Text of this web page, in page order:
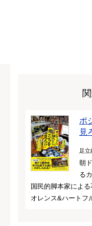
ポ
見
足立
朝
る
国民的脚本家によ
オレンス&ハートフ